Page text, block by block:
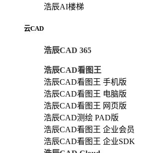
浩辰AI楼梯
云CAD
浩辰CAD 365
浩辰CAD看图王
浩辰CAD看图王 手机版
浩辰CAD看图王 电脑版
浩辰CAD看图王 网页版
浩辰CAD测绘 PAD版
浩辰CAD看图王 企业会员
浩辰CAD看图王 企业SDK